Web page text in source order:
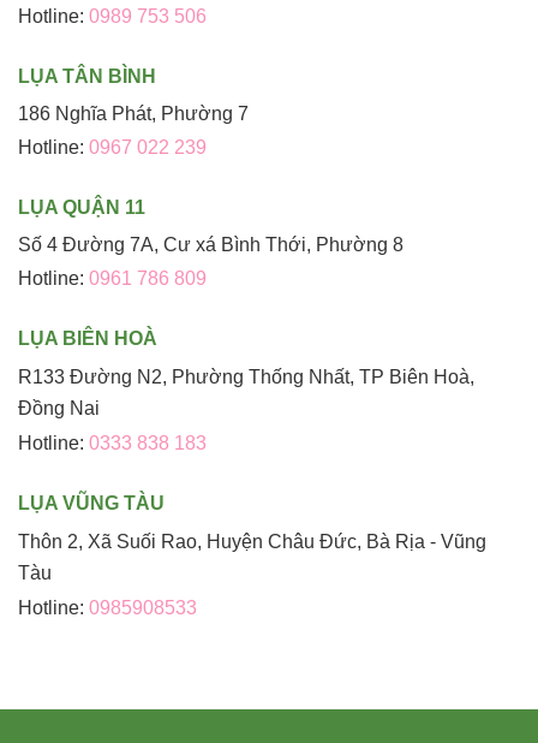
Hotline: 0989 753 506
LỤA TÂN BÌNH
186 Nghĩa Phát, Phường 7
Hotline: 0967 022 239
LỤA QUẬN 11
Số 4 Đường 7A, Cư xá Bình Thới, Phường 8
Hotline: 0961 786 809
LỤA BIÊN HOÀ
R133 Đường N2, Phường Thống Nhất, TP Biên Hoà,
Đồng Nai
Hotline: 0333 838 183
LỤA VŨNG TÀU
Thôn 2, Xã Suối Rao, Huyện Châu Đức, Bà Rịa - Vũng
Tàu
Hotline: 0985908533